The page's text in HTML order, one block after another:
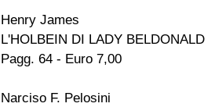
Henry James
L'HOLBEIN DI LADY BELDONALD
Pagg. 64 - Euro 7,00
Narciso F. Pelosini